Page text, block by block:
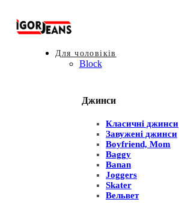
Для чоловіків
Block
Джинси
Класичні джинси
Завужені джинси
Boyfriend, Mom
Baggy
Banan
Joggers
Skater
Вельвет